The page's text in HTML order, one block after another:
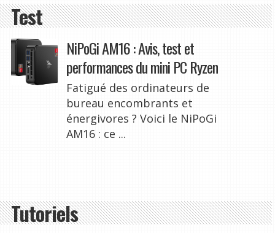
Test
NiPoGi AM16 : Avis, test et
performances du mini PC Ryzen
Fatigué des ordinateurs de
bureau encombrants et
énergivores ? Voici le NiPoGi
AM16 : ce ...
Tutoriels